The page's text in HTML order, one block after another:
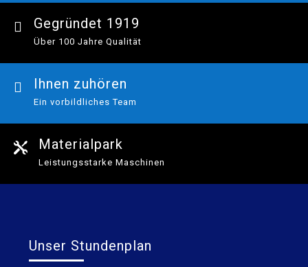
 Gegründet 1919
Über 100 Jahre Qualität
 Ihnen zuhören
Ein vorbildliches Team
 Materialpark
Leistungsstarke Maschinen
Unser Stundenplan